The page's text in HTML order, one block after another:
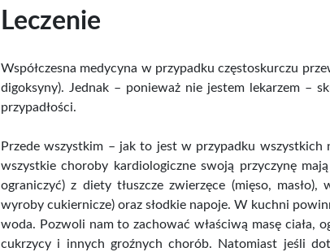
Leczenie
Współczesna medycyna w przypadku częstoskurczu
digoksyny). Jednak – ponieważ nie jestem lekarzem –
przypadłości.
Przede wszystkim – jak to jest w przypadku wszystkich
wszystkie choroby kardiologiczne swoją przyczynę
ograniczyć) z diety tłuszcze zwierzęce (mięso,
wyroby cukiernicze) oraz słodkie napoje. W kuchni
woda. Pozwoli nam to zachować właściwą masę ciała,
cukrzycy i innych groźnych chorób. Natomiast jeśli